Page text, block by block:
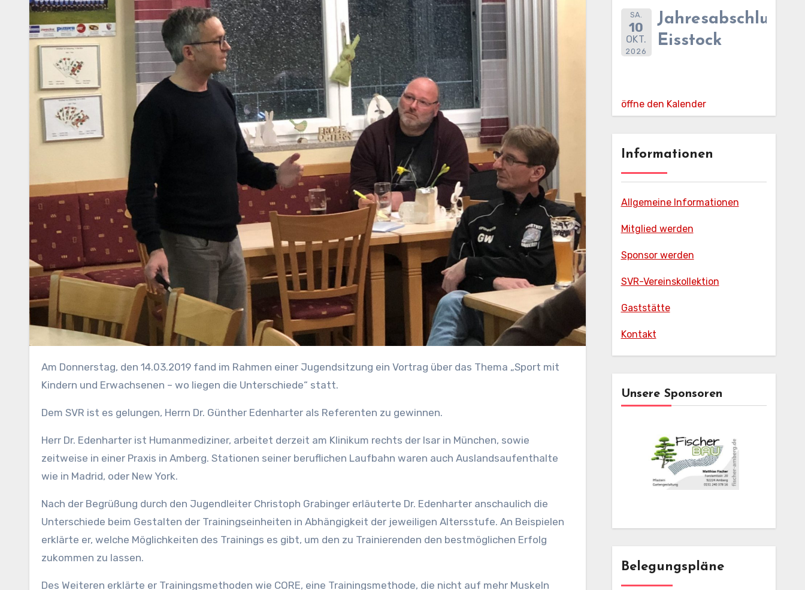
Am Donnerstag, den 14.03.2019 fand im Rahmen einer Jugendsitzung ein Vortrag über das Thema „Sport mit
Kindern und Erwachsenen – wo liegen die Unterschiede“ statt.
Dem SVR ist es gelungen, Herrn Dr. Günther Edenharter als Referenten zu gewinnen.
Herr Dr. Edenharter ist Humanmediziner, arbeitet derzeit am Klinikum rechts der Isar in München, sowie
zeitweise in einer Praxis in Amberg. Stationen seiner beruflichen Laufbahn waren auch Auslandsaufenthalte
wie in Madrid, oder New York.
Nach der Begrüßung durch den Jugendleiter Christoph Grabinger erläuterte Dr. Edenharter anschaulich die
Unterschiede beim Gestalten der Trainingseinheiten in Abhängigkeit der jeweiligen Altersstufe. An Beispielen
erklärte er, welche Möglichkeiten des Trainings es gibt, um den zu Trainierenden den bestmöglichen Erfolg
zukommen zu lassen.
Des Weiteren erklärte er Trainingsmethoden wie CORE, eine Trainingsmethode, die nicht auf mehr Muskeln
SA.
10
OKT.
2026
Eisstock
öffne den Kalender
Informationen
Allgemeine Informationen
Mitglied werden
Sponsor werden
SVR-Vereinskollektion
Gaststätte
Kontakt
Unsere Sponsoren
Belegungspläne